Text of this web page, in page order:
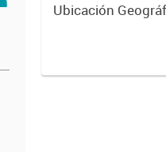
Ubicación